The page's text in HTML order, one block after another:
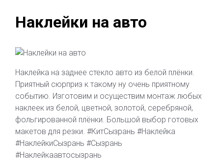
Наклейки на авто
Наклейка на заднее стекло авто из белой плёнки.
Приятный сюрприз к такому ну очень приятному
событию. Изготовим и осуществим монтаж любых
наклеек из белой, цветной, золотой, серебряной,
фольгированной плёнки. Большой выбор готовых
макетов для резки. #КитСызрань #Наклейка
#НаклейкиСызрань #Сызрань
#Наклейкаавтосызрань